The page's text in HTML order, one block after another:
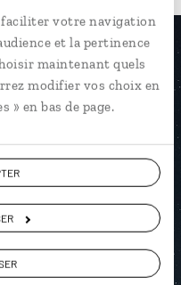
faciliter votre navigation
et la pertinence
maintenant quels
modifier vos choix en
» en bas de page.
voyage
?
d'Akershus